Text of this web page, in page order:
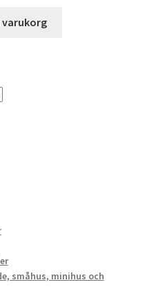
varukorg
småhus, minihus och